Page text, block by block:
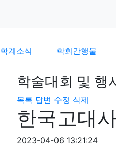
학계소식 학회간행물
학술대회 및 행
목록 답변 수정 삭제
한국고대
2023-04-06 13:21:24